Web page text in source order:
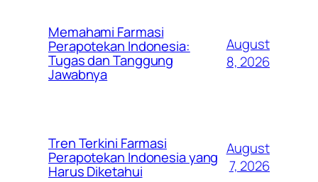
Memahami Farmasi
Perapotekan Indonesia:
Tugas dan Tanggung
Jawabnya
August
8, 2026
Tren Terkini Farmasi
Perapotekan Indonesia yang
Harus Diketahui
August
7, 2026